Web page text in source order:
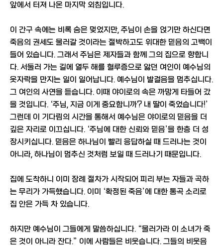
앞에서 터져 나온 마지막 외침입니다.
이 간구 속에는 비록 숨은 멎었지만, 주님이 손을 얹기만 하신다면
죽음의 권세도 물러갈 것이라는 절박하고도 위대한 믿음의 고백이
들어 있습니다. 그래서 주님은 제자들과 함께 그의 집으로 향합니
다. 서둘러 가는 길에 열두 해를 혈루증으로 앓던 여인이 예수님의
옷자락을 만지는 일이 일어납니다. 예수님이 발걸음을 멈추십니다.
그 여인의 사연을 듣습니다. 이때 야이로의 속은 까맣게 타들어 갔
을 것입니다. ‘주님, 지금 이게 중요합니까? 내 딸이 죽었습니다!’
그런데 이 기다림의 시간을 통해서 예수님은 야이로의 믿음을 더
깊은 자리로 이끄십니다. ‘주님에 대한 신뢰와 믿음’을 한층 더 성
장시키십니다. 믿음은 하나님이 빨리 응답하실 때 드러나는 것이
아니라, 하나님이 멈추신 것처럼 보일 때 드러나기 때문입니다.
집에 도착하니 이미 장례 절차가 시작되어 피리 부는 자들과 곡하
는 무리가 가득했습니다. 이미 ‘확정된 죽음’에 대한 통곡 소리로
집 안은 가득 차 있습니다.
하지만 예수님이 그들에게 말씀하십니다. “물러가라 이 소녀가 죽
은 것이 아니라 잔다.” 이에 사람들은 비웃습니다. 그들의 비웃음